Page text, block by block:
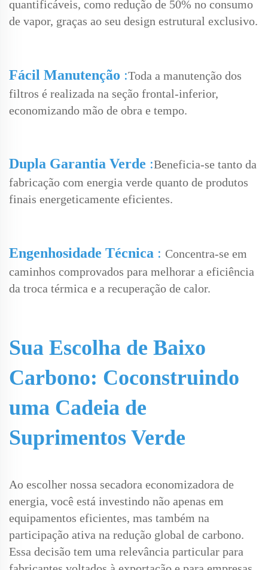
quantificáveis, como redução de 50% no consumo
de vapor, graças ao seu design estrutural exclusivo.
Fácil Manutenção :Toda a manutenção dos
filtros é realizada na seção frontal-inferior,
economizando mão de obra e tempo.
Dupla Garantia Verde :Beneficia-se tanto da
fabricação com energia verde quanto de produtos
finais energeticamente eficientes.
Engenhosidade Técnica : Concentra-se em
caminhos comprovados para melhorar a eficiência
da troca térmica e a recuperação de calor.
Sua Escolha de Baixo
Carbono: Coconstruindo
uma Cadeia de
Suprimentos Verde
Ao escolher nossa secadora economizadora de
energia, você está investindo não apenas em
equipamentos eficientes, mas também na
participação ativa na redução global de carbono.
Essa decisão tem uma relevância particular para